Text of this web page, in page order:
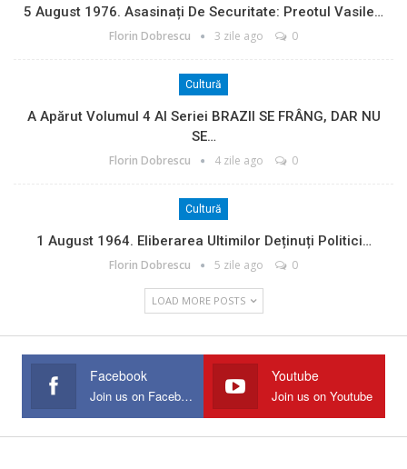
5 August 1976. Asasinați De Securitate: Preotul Vasile…
Florin Dobrescu 3 zile ago 0
Cultură
A Apărut Volumul 4 Al Seriei BRAZII SE FRÂNG, DAR NU
SE…
Florin Dobrescu 4 zile ago 0
Cultură
1 August 1964. Eliberarea Ultimilor Deținuți Politici…
Florin Dobrescu 5 zile ago 0
LOAD MORE POSTS
Facebook
Join us on Facebook
Youtube
Join us on Youtube